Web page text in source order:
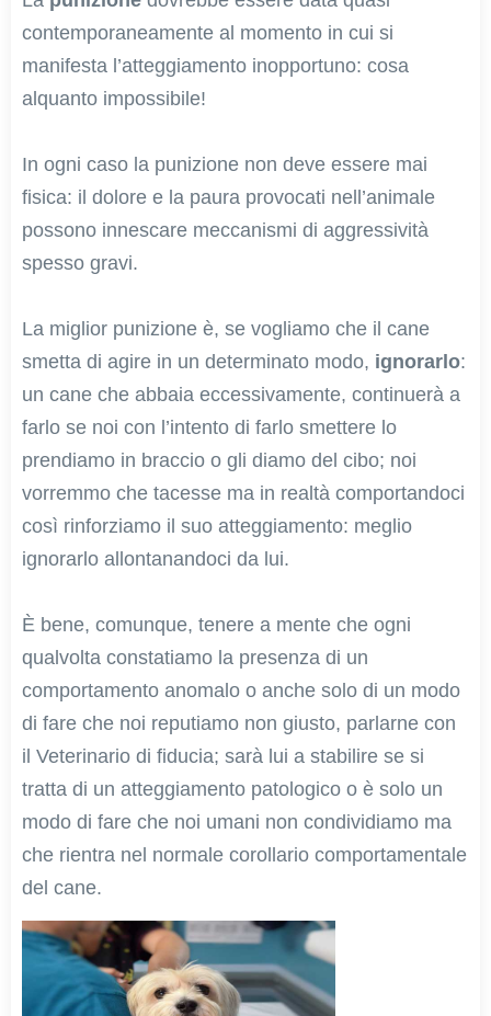
contemporaneamente al momento in cui si
manifesta l’atteggiamento inopportuno: cosa
alquanto impossibile!
In ogni caso la punizione non deve essere mai
fisica: il dolore e la paura provocati nell’animale
possono innescare meccanismi di aggressività
spesso gravi.
La miglior punizione è, se vogliamo che il cane
smetta di agire in un determinato modo, ignorarlo:
un cane che abbaia eccessivamente, continuerà a
farlo se noi con l’intento di farlo smettere lo
prendiamo in braccio o gli diamo del cibo; noi
vorremmo che tacesse ma in realtà comportandoci
così rinforziamo il suo atteggiamento: meglio
ignorarlo allontanandoci da lui.
È bene, comunque, tenere a mente che ogni
qualvolta constatiamo la presenza di un
comportamento anomalo o anche solo di un modo
di fare che noi reputiamo non giusto, parlarne con
il Veterinario di fiducia; sarà lui a stabilire se si
tratta di un atteggiamento patologico o è solo un
modo di fare che noi umani non condividiamo ma
che rientra nel normale corollario comportamentale
del cane.